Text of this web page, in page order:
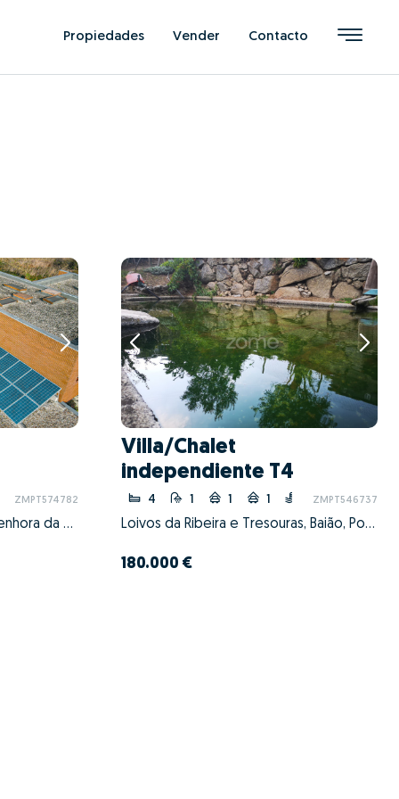
Propiedades Vender Contacto
ZMPT574782
São Mamede de Infesta e Senhora da Hora, Matosinhos, Porto
Villa/Chalet
independiente T4
4 1 1 1 ZMPT546737
Loivos da Ribeira e Tresouras, Baião, Porto
180.000 €